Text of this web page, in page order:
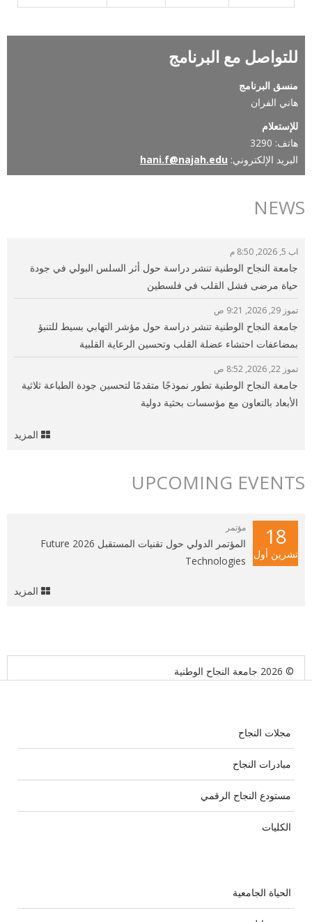
للتواصل مع البرنامج
منسق البرنامج
هاني الفران
للإستعلام
هاتف: 3290
البريد الإلكتروني: hani.f@najah.edu
NEWS
اب 5, 2026, 8:50 م
جامعة النجاح الوطنية تنشر دراسة حول أثر السلس البولي في جودة
حياة مرضى فشل القلب في فلسطين
تموز 29, 2026, 9:21 ص
جامعة النجاح الوطنية تنشر دراسة حول مؤشر التهابي بسيط للتنبؤ
بمضاعفات احتشاء عضلة القلب وتحسين الرعاية القلبية
تموز 22, 2026, 8:52 ص
جامعة النجاح الوطنية تطور نموذجًا متقدمًا لتحسين جودة الطباعة ثلاثية
الأبعاد بالتعاون مع مؤسسات بحثية دولية
المزيد
UPCOMING EVENTS
18
تشرين أول
مؤتمر
المؤتمر الدولي حول تقنيات المستقبل 2026 Future
Technologies
المزيد
© 2026 جامعة النجاح الوطنية
مجلات النجاح
مبادرات النجاح
مستودع النجاح الرقمي
الكليات
الحياة الجامعية